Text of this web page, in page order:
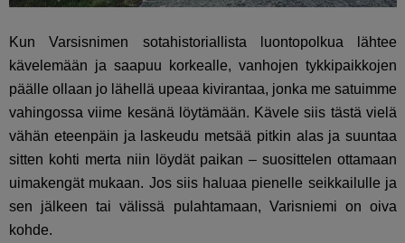
Kun Varsisnimen sotahistoriallista luontopolkua lähtee
kävelemään ja saapuu korkealle, vanhojen tykkipaikkojen
päälle ollaan jo lähellä upeaa kivirantaa, jonka me satuimme
vahingossa viime kesänä löytämään. Kävele siis tästä vielä
vähän eteenpäin ja laskeudu metsää pitkin alas ja suuntaa
sitten kohti merta niin löydät paikan – suosittelen ottamaan
uimakengät mukaan. Jos siis haluaa pienelle seikkailulle ja
sen jälkeen tai välissä pulahtamaan, Varisniemi on oiva
kohde.